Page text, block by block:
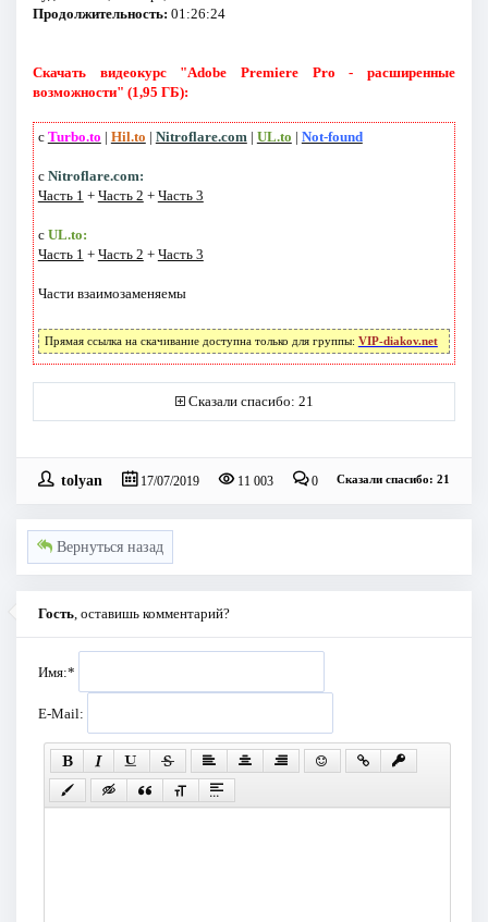
Продолжительность: 01:26:24
Скачать видеокурс "Adobe Premiere Pro - расширенные
возможности" (1,95 ГБ):
с Turbo.to | Hil.to | Nitroflare.com| UL.to | Not-found
с Nitroflare.com:
Часть 1 + Часть 2 + Часть 3
с UL.to:
Часть 1 + Часть 2 + Часть 3
Части взаимозаменяемы
Прямая ссылка на скачивание доступна только для группы: VIP-diakov.net
Сказали спасибо: 21
tolyan 17/07/2019 11 003 0 Сказали спасибо: 21
Вернуться назад
Гость, оставишь комментарий?
Имя:*
E-Mail: